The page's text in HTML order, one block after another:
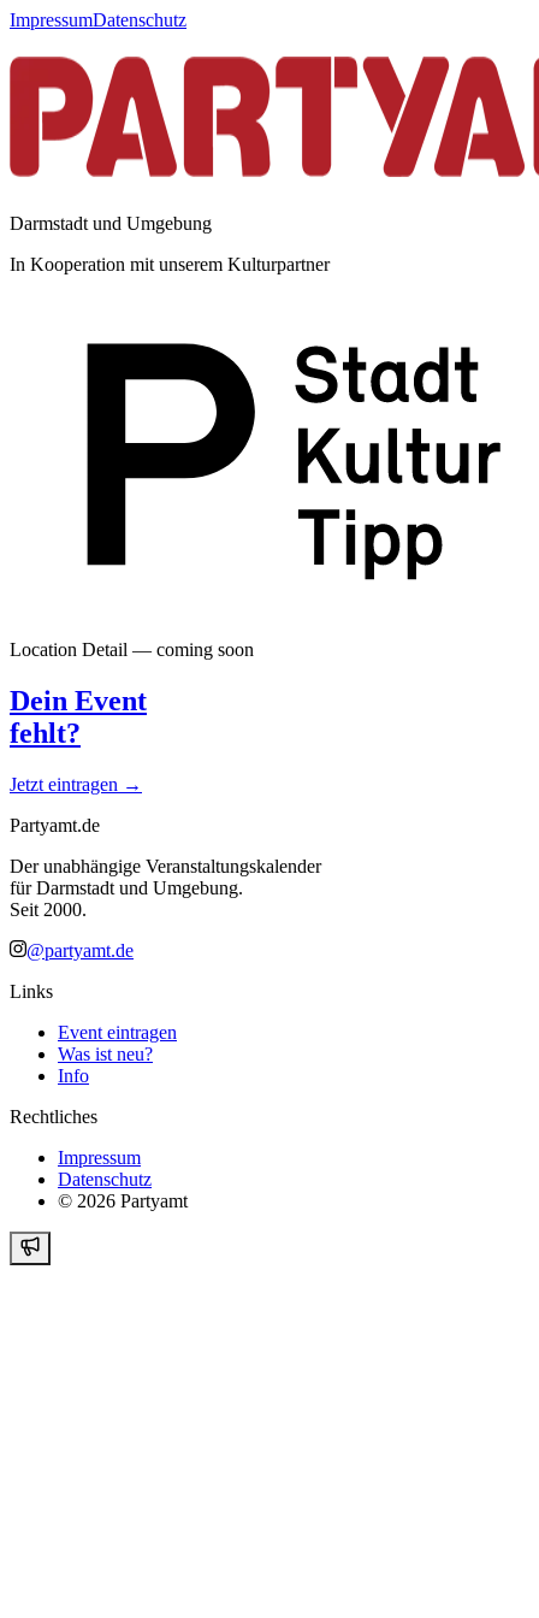
ImpressumDatenschutz
Darmstadt und Umgebung
In Kooperation mit unserem Kulturpartner
Location Detail — coming soon
Dein Event
fehlt?
Jetzt eintragen →
Partyamt.de
Der unabhängige Veranstaltungskalender
für Darmstadt und Umgebung.
Seit 2000.
@partyamt.de
Links
Event eintragen
Was ist neu?
Info
Rechtliches
Impressum
Datenschutz
© 2026 Partyamt